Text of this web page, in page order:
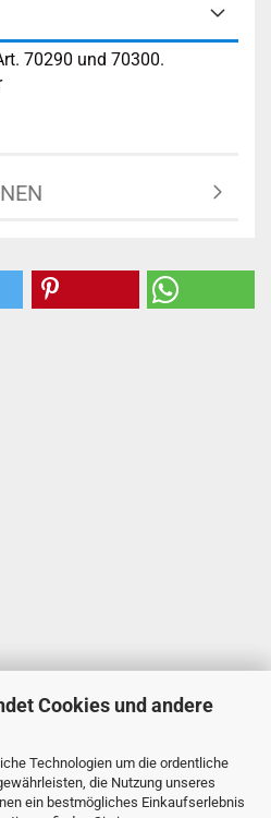
Cookies und andere
Technologien um die ordentliche
die Nutzung unseres
ein bestmögliches Einkaufserlebnis
70290 und 70300.